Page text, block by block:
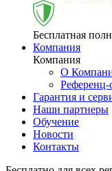
Бесплатная
Компания
Компания
О
Референц-
Гарантия и
Наши партнеры
Обучение
Новости
Контакты